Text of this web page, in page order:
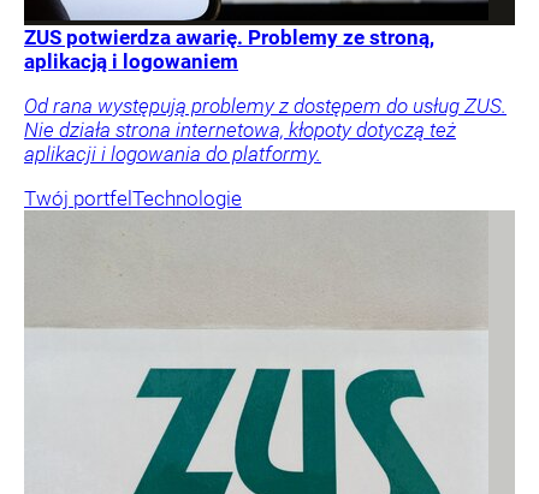
ZUS potwierdza awarię. Problemy ze stroną,
aplikacją i logowaniem
Od rana występują problemy z dostępem do usług ZUS.
Nie działa strona internetowa, kłopoty dotyczą też
aplikacji i logowania do platformy.
Twój portfel Technologie